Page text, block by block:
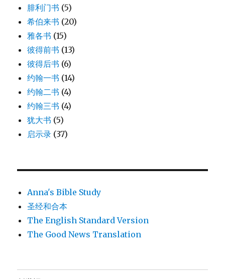
腓利门书 (5)
希伯来书 (20)
雅各书 (15)
彼得前书 (13)
彼得后书 (6)
约翰一书 (14)
约翰二书 (4)
约翰三书 (4)
犹大书 (5)
启示录 (37)
Anna's Bible Study
圣经和合本
The English Standard Version
The Good News Translation